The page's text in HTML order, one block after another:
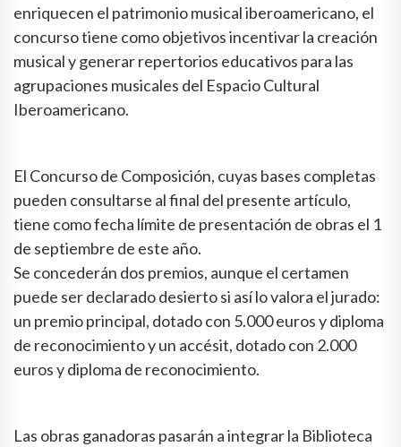
enriquecen el patrimonio musical iberoamericano, el
concurso tiene como objetivos incentivar la creación
musical y generar repertorios educativos para las
agrupaciones musicales del Espacio Cultural
Iberoamericano.
El Concurso de Composición, cuyas bases completas
pueden consultarse al final del presente artículo,
tiene como fecha límite de presentación de obras el 1
de septiembre de este año.
Se concederán dos premios, aunque el certamen
puede ser declarado desierto si así lo valora el jurado:
un premio principal, dotado con 5.000 euros y diploma
de reconocimiento y un accésit, dotado con 2.000
euros y diploma de reconocimiento.
Las obras ganadoras pasarán a integrar la Biblioteca